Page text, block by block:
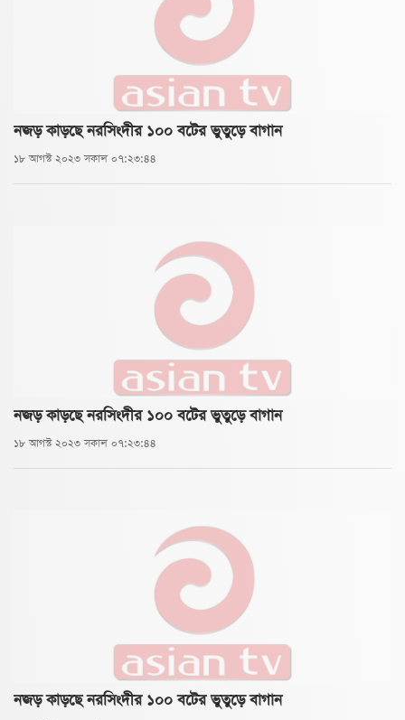
নজড় কাড়ছে নরসিংদীর ১০০ বটের ভুতুড়ে বাগান
১৮ আগস্ট ২০২৩ সকাল ০৭:২৩:৪৪
নজড় কাড়ছে নরসিংদীর ১০০ বটের ভুতুড়ে বাগান
১৮ আগস্ট ২০২৩ সকাল ০৭:২৩:৪৪
নজড় কাড়ছে নরসিংদীর ১০০ বটের ভুতুড়ে বাগান